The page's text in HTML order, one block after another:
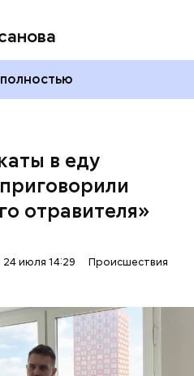
в еду
отравителя»
24 июля 14:29 Происшествия
В квартире потерпевших
ела его младшая сестра.